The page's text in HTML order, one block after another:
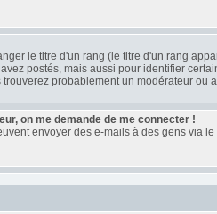
le titre d'un rang (le titre d'un rang
postés, mais aussi pour identifier
probablement un modérateur
on me demande de me connecter !
envoyer des e-mails à des gens via